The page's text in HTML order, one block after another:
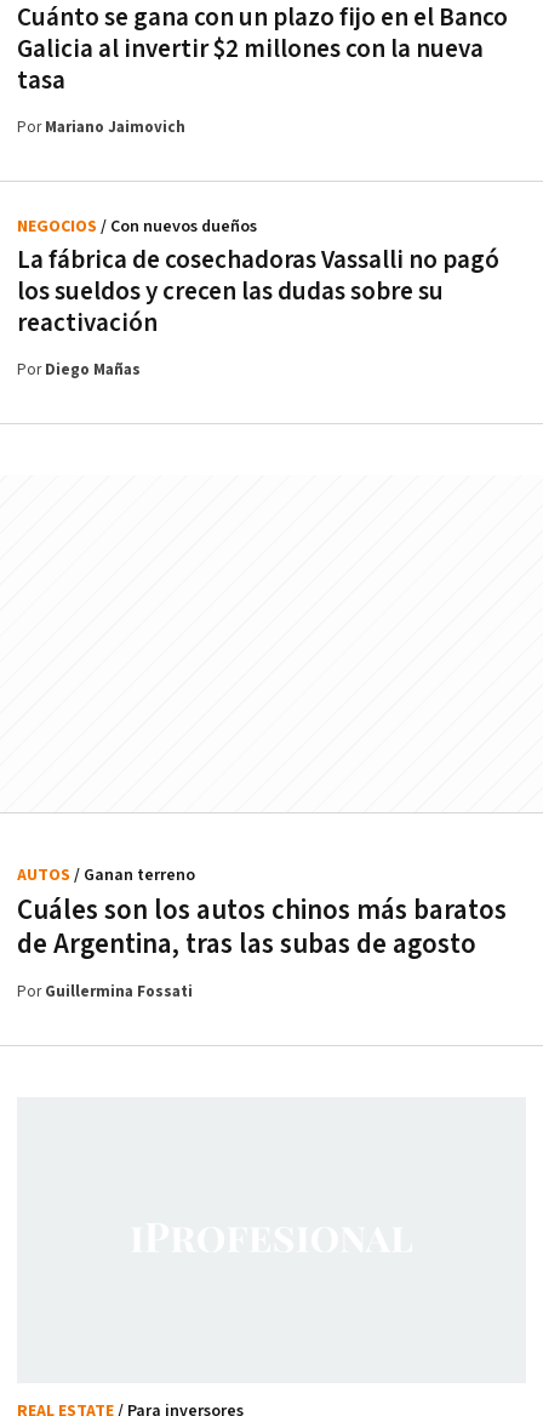
Cuánto se gana con un plazo fijo en el Banco
Galicia al invertir $2 millones con la nueva
tasa
PorMariano Jaimovich
La fábrica de cosechadoras Vassalli no pagó
los sueldos y crecen las dudas sobre su
reactivación
NEGOCIOS / Con nuevos dueños
PorDiego Mañas
Cuáles son los autos chinos más baratos
de Argentina, tras las subas de agosto
AUTOS / Ganan terreno
PorGuillermina Fossati